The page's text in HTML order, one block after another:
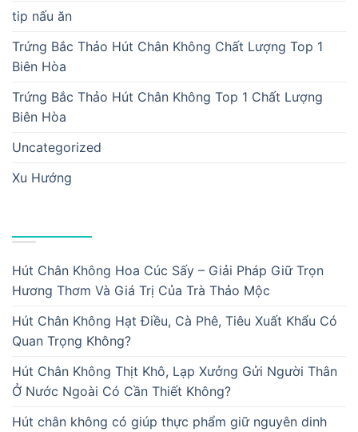
tip nấu ăn
Trứng Bắc Thảo Hút Chân Không Chất Lượng Top 1
Biên Hòa
Trứng Bắc Thảo Hút Chân Không Top 1 Chất Lượng
Biên Hòa
Uncategorized
Xu Hướng
Hút Chân Không Hoa Cúc Sấy – Giải Pháp Giữ Trọn
Hương Thơm Và Giá Trị Của Trà Thảo Mộc
Hút Chân Không Hạt Điều, Cà Phê, Tiêu Xuất Khẩu Có
Quan Trọng Không?
Hút Chân Không Thịt Khô, Lạp Xưởng Gửi Người Thân
Ở Nước Ngoài Có Cần Thiết Không?
Hút chân không có giúp thực phẩm giữ nguyên dinh